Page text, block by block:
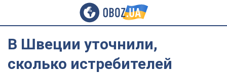
В Швеции уточнили,
сколько истребителей